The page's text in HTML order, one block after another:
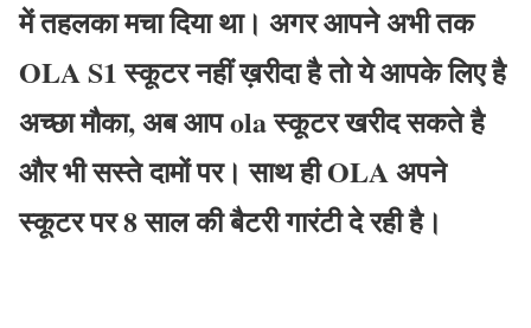
में तहलका मचा दिया था। अगर आपने अभी तक
OLA S1 स्कूटर नहीं ख़रीदा है तो ये आपके लिए है
अच्छा मौका, अब आप ola स्कूटर खरीद सकते है
और भी सस्ते दामों पर। साथ ही OLA अपने
स्कूटर पर 8 साल की बैटरी गारंटी दे रही है।